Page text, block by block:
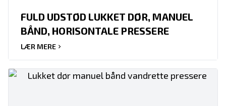
FULD UDSTØD LUKKET DØR, MANUEL
BÅND, HORISONTALE PRESSERE
LÆR MERE